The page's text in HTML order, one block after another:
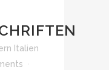
Italien